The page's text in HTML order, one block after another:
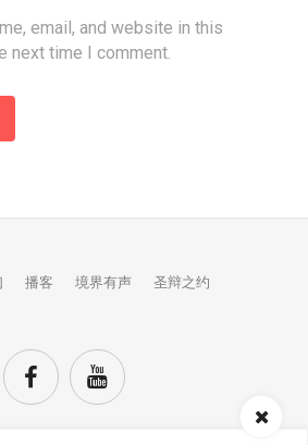
email, and website in this
next time I comment.
播客 境界有声 圣辩之约